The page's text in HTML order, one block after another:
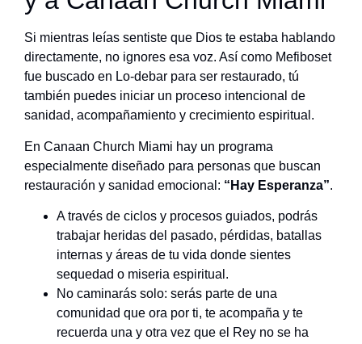
Si mientras leías sentiste que Dios te estaba hablando
directamente, no ignores esa voz. Así como Mefiboset
fue buscado en Lo-debar para ser restaurado, tú
también puedes iniciar un proceso intencional de
sanidad, acompañamiento y crecimiento espiritual.
En Canaan Church Miami hay un programa
especialmente diseñado para personas que buscan
restauración y sanidad emocional: “Hay Esperanza”.
A través de ciclos y procesos guiados, podrás
trabajar heridas del pasado, pérdidas, batallas
internas y áreas de tu vida donde sientes
sequedad o miseria espiritual.
No caminarás solo: serás parte de una
comunidad que ora por ti, te acompaña y te
recuerda una y otra vez que el Rey no se ha